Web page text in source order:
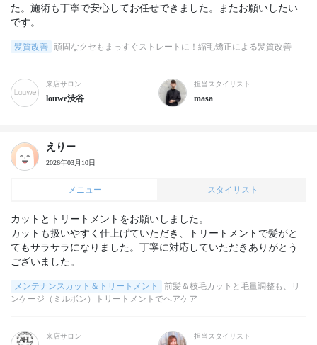
た。施術も丁寧で安心してお任せできました。またお願いしたい
です。
髪質改善 頑固なクセもまっすぐストレートに！縮毛矯正による髪質改善
来店サロン
louwe渋谷
担当スタイリスト
masa
えりー
2026年03月10日
メニュー スタイリスト
カットとトリートメントをお願いしました。
カットも扱いやすく仕上げていただき、トリートメントで髪がと
てもサラサラになりました。丁寧に対応していただきありがとう
ございました。
メンテナンスカット＆トリートメント
前髪＆枝毛カットと毛量調整も、リ
ンケージ（ミルボン）トリートメントでヘアケア
来店サロン 担当スタイリスト